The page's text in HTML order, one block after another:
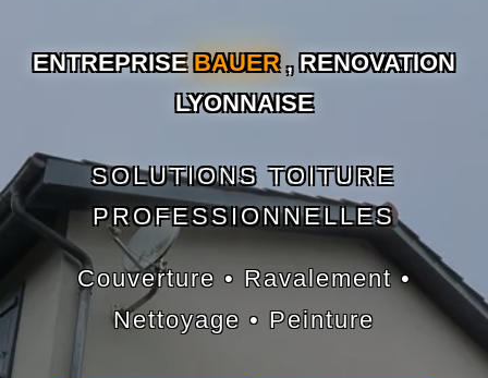
ENTREPRISEBAUER, RENOVATION
LYONNAISE
SOLUTIONS TOITURE
PROFESSIONNELLES
Couverture • Ravalement •
Nettoyage • Peinture